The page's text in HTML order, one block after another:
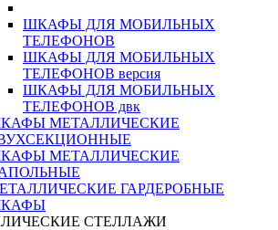
ШКАФЫ ДЛЯ МОБИЛЬНЫХ
ТЕЛЕФОНОВ
ШКАФЫ ДЛЯ МОБИЛЬНЫХ
ТЕЛЕФОНОВ версия
ШКАФЫ ДЛЯ МОБИЛЬНЫХ
ТЕЛЕФОНОВ двк
МЕТАЛЛИЧЕСКИЕ
МЕТАЛЛИЧЕСКИЕ
ГАРДЕРОБНЫЕ
СТЕЛЛАЖИ